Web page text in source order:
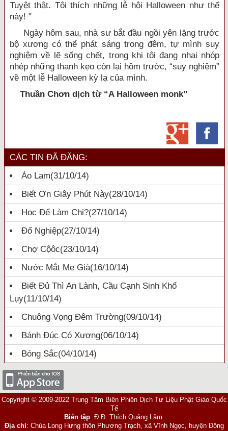
Tuyệt thật. Tôi thích những lễ hội Halloween như thế
này! "
Ngày hôm sau, nhà sư bắt đầu ngồi yên lặng trước
bộ xương có thể phát sáng trong đêm, tự mình suy
nghiệm về lẽ sống chết, trong khi tôi đang nhai nhóp
nhép những thanh kẹo còn lại hôm trước, “suy nghiệm”
về một lễ Halloween kỳ lạ của mình.
Thuần Chơn dịch từ “A Halloween monk”
CÁC TIN ĐÃ ĐĂNG:
Áo Lam(31/10/14)
Biết Ơn Giây Phút Này(28/10/14)
Học Để Làm Chi?(27/10/14)
Đổ Nghiệp(27/10/14)
Chợ Cộôc(23/10/14)
Nước Mắt Mẹ Già(16/10/14)
Biết Đủ Thì An Lành, Cầu Cạnh Sinh Khổ
Lụy(11/10/14)
Chuông Vọng Đêm Trường(09/10/14)
Bánh Đúc Có Xương(06/10/14)
Bóng Sắc(04/10/14)
Copyright © 2009-2022 Trung Tâm Biên Phiên Dịch Tư Liệu Phật Giáo Quốc
Tế
Biên tập: Đ.Đ. Thích Quảng Lâm.
Địa chỉ: Chùa Long Hưng thôn Phương Trạch, xã Vĩnh Ngọc, huyện Đông